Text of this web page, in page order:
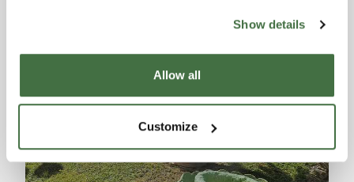
Show details
Allow all
Customize